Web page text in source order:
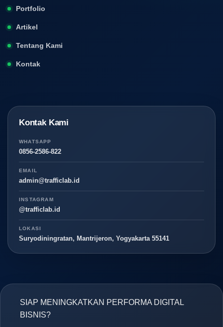
Portfolio
Artikel
Tentang Kami
Kontak
Kontak Kami
WHATSAPP
0856-2586-822
EMAIL
admin@trafficlab.id
INSTAGRAM
@trafficlab.id
LOKASI
Suryodiningratan, Mantrijeron, Yogyakarta 55141
SIAP MENINGKATKAN PERFORMA DIGITAL
BISNIS?